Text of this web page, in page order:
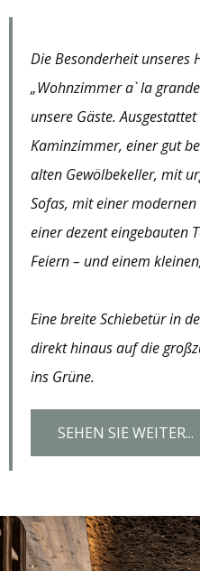
Die Besonderheit unseres
„​Wohnzimmer a` la
unsere Gäste.
Kaminzimmer, einer gut
alten Gewölbekeller, mit
Sofas, mit einer
einer dezent eingebauten
Feiern – und einem
Eine breite Schiebetür in
direkt hinaus auf die
ins Grüne.
SEHEN SIE WEITER...